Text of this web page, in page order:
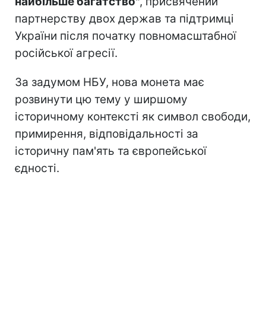
партнерству двох держав та підтримці
України після початку повномасштабної
російської агресії.
За задумом НБУ, нова монета має
розвинути цю тему у ширшому
історичному контексті як символ свободи,
примирення, відповідальності за
історичну пам'ять та європейської
єдності.